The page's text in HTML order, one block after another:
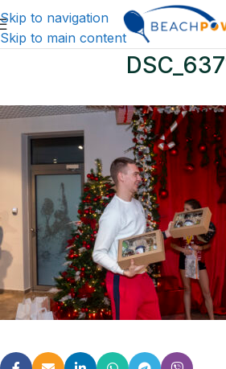
Skip to navigation
Skip to main content